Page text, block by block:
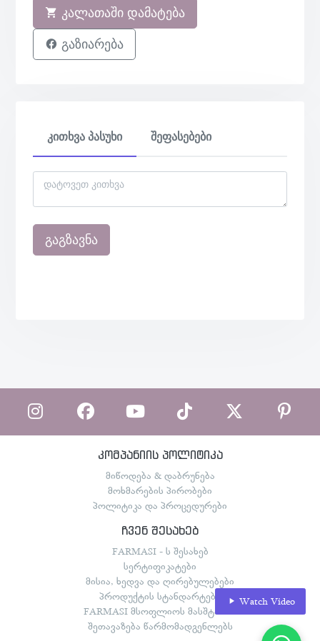
კალათაში დამატება
გაზიარება
კითხვა პასუხი შეფასებები
გაგზავნა
კომპანიის პოლიტიკა
მიწოდება & დაბრუნება
მოხმარების პირობები
პოლიტიკა და პროცედურები
ჩვენ შესახებ
FARMASI - ს შესახებ
სერტიფიკატები
მისია, ხედვა და ღირებულებები
პროდუქტის სტანდარტები
FARMASI მსოფლიოს მასშტაბით
შეთავაზება წარმომადგენლებს
Watch Video